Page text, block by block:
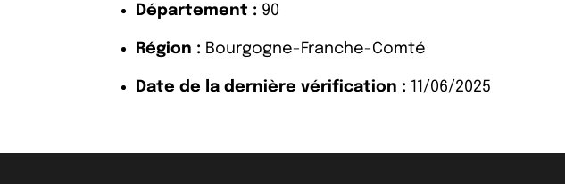
Département : 90
Région : Bourgogne-Franche-Comté
Date de la dernière vérification : 11/06/2025